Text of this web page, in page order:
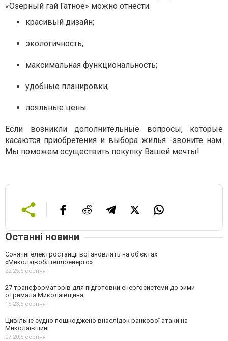
«Озерный гай Гатное» можно отнести:
красивый дизайн;
экологичность;
максимальная функциональность;
удобные планировки;
лояльные цены.
Если возникли дополнительные вопросы, которые
касаются приобретения и выбора жилья -звоните нам.
Мы поможем осуществить покупку Вашей мечты!
Останні новини
Сонячні електростанції встановлять на об'єктах
«Миколаївоблтеплоенерго»
22:25,5 серпня
27 трансформаторів для підготовки енергосистеми до зими
отримала Миколаївщина
15:23,5 серпня
Цивільне судно пошкоджено внаслідок ранкової атаки на
Миколаївщині
07:20,5 серпня